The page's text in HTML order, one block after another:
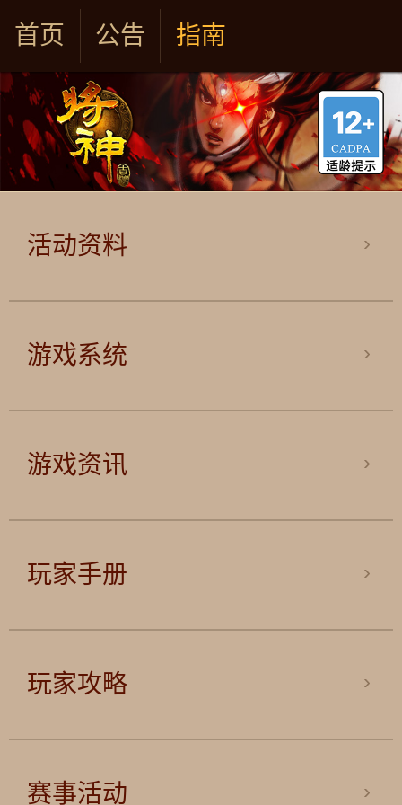
首页 公告 指南
活动资料
游戏系统
游戏资讯
玩家手册
玩家攻略
赛事活动